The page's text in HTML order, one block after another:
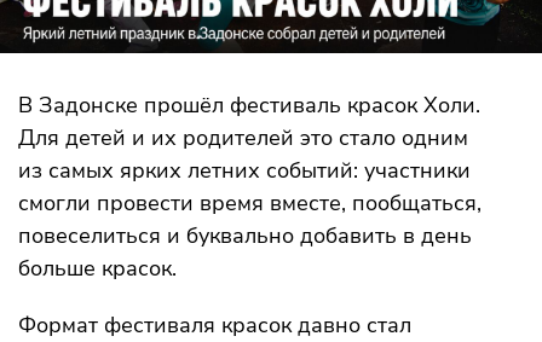
В Задонске прошёл фестиваль красок Холи.
Для детей и их родителей это стало одним
из самых ярких летних событий: участники
смогли провести время вместе, пообщаться,
повеселиться и буквально добавить в день
больше красок.
Формат фестиваля красок давно стал